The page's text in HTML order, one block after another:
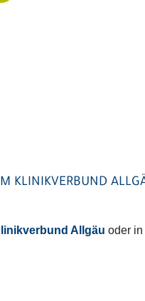
KLINIKVERBUND
Allgäu oder